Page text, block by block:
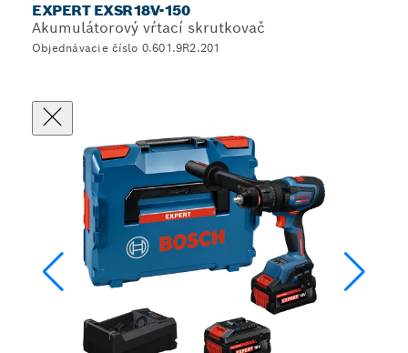
EXPERT EXSR18V-150
Akumulátorový vŕtací skrutkovač
Objednávacie číslo 0.601.9R2.201